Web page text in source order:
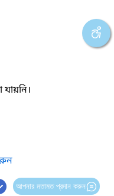
আপনার মতামত প্রদান করুন